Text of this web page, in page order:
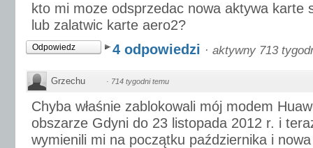
kto mi moze odsprzedac nowa aktywa karte
lub zalatwic karte aero2?
Odpowiedz 4 odpowiedzi · aktywny 713
Grzechu · 714 tygodni temu
Chyba właśnie zablokowali mój modem
obszarze Gdyni do 23 listopada 2012 r. i
wymienili mi na początku października i nowa